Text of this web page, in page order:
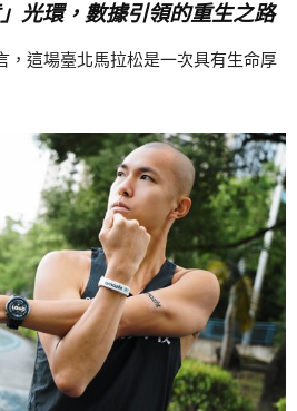
光環，數據引領的重生之路
，這場臺北馬拉松是一次具有生命厚